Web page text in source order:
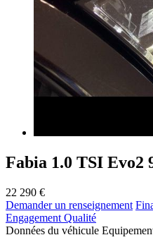
Fabia 1.0 TSI Evo2
22 290 €
Demander un renseignement
Engagement Qualité
Données du véhicule